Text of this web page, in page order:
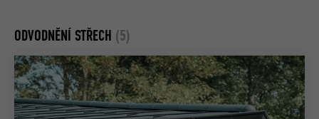
ODVODNĚNÍ STŘECH (5)